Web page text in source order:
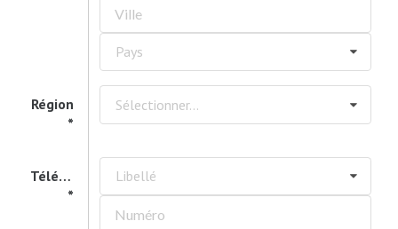
Pays
Région Sélectionner...
Téléphone Libellé